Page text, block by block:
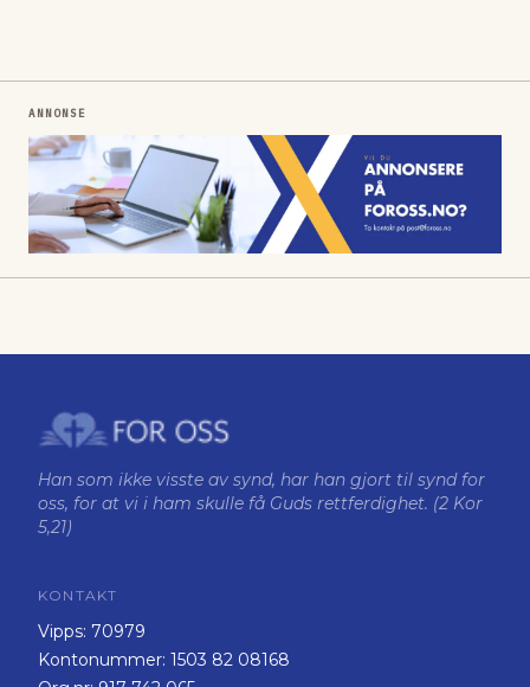
ANNONSE
Han som ikke visste av synd, har han gjort til synd for
oss, for at vi i ham skulle få Guds rettferdighet. (2 Kor
5,21)
KONTAKT
Vipps: 70979
Kontonummer: 1503 82 08168